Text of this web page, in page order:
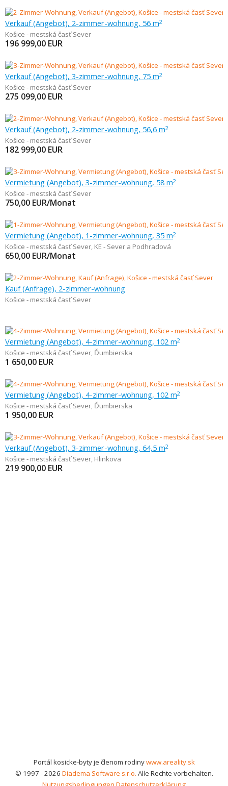
Verkauf (Angebot), 2-zimmer-wohnung, 56 m2
Košice - mestská časť Sever
196 999,00 EUR
Verkauf (Angebot), 3-zimmer-wohnung, 75 m2
Košice - mestská časť Sever
275 099,00 EUR
Verkauf (Angebot), 2-zimmer-wohnung, 56,6 m2
Košice - mestská časť Sever
182 999,00 EUR
Vermietung (Angebot), 3-zimmer-wohnung, 58 m2
Košice - mestská časť Sever
750,00 EUR/Monat
Vermietung (Angebot), 1-zimmer-wohnung, 35 m2
Košice - mestská časť Sever, KE - Sever a Podhradová
650,00 EUR/Monat
Kauf (Anfrage), 2-zimmer-wohnung
Košice - mestská časť Sever
Vermietung (Angebot), 4-zimmer-wohnung, 102 m2
Košice - mestská časť Sever, Ďumbierska
1 650,00 EUR
Vermietung (Angebot), 4-zimmer-wohnung, 102 m2
Košice - mestská časť Sever, Ďumbierska
1 950,00 EUR
Verkauf (Angebot), 3-zimmer-wohnung, 64,5 m2
Košice - mestská časť Sever, Hlinkova
219 900,00 EUR
Portál kosicke-byty je členom rodinywww.areality.sk
© 1997 - 2026 Diadema Software s.r.o. Alle Rechte vorbehalten.